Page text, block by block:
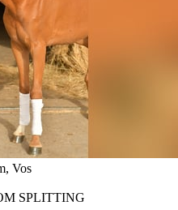
Vos
SPLITTING